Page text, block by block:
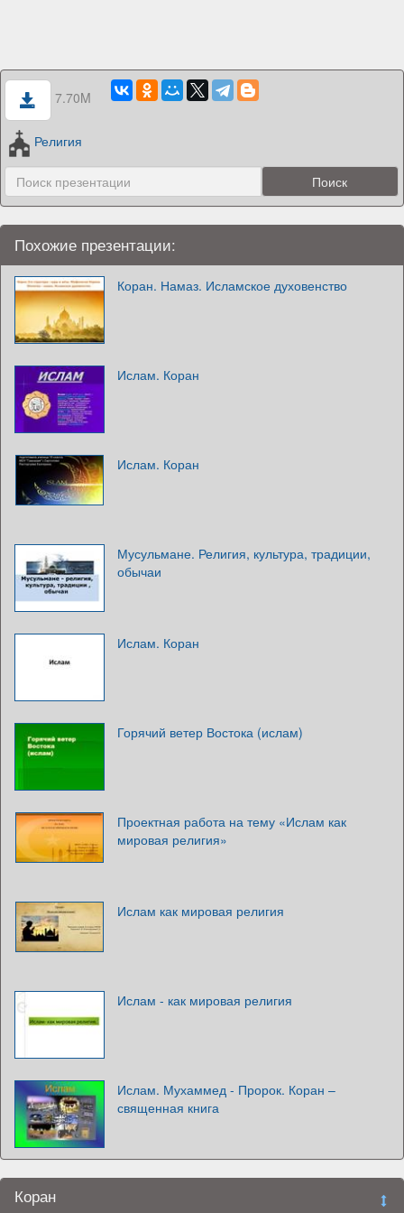
7.70M
Религия
Похожие презентации:
Коран. Намаз. Исламское духовенство
Ислам. Коран
Ислам. Коран
Мусульмане. Религия, культура, традиции,
обычаи
Ислам. Коран
Горячий ветер Востока (ислам)
Проектная работа на тему «Ислам как
мировая религия»
Ислам как мировая религия
Ислам - как мировая религия
Ислам. Мухаммед - Пророк. Коран –
священная книга
Коран